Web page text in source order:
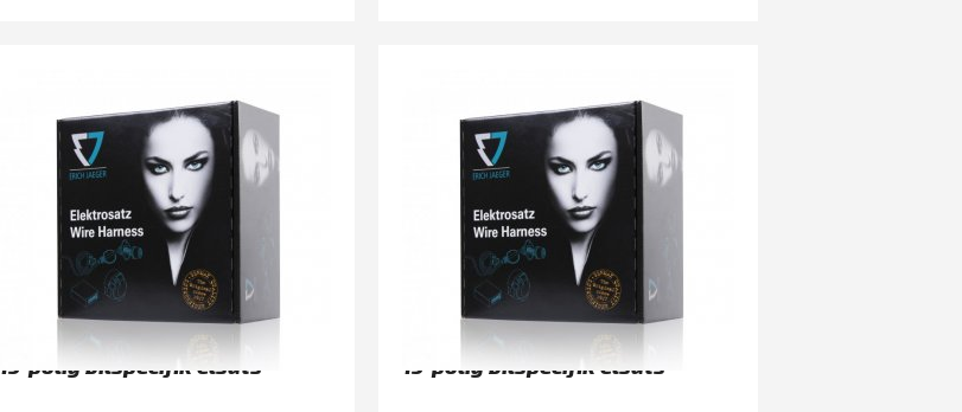
13-polig bilspecifik elsats 13-polig bilspecifik elsats